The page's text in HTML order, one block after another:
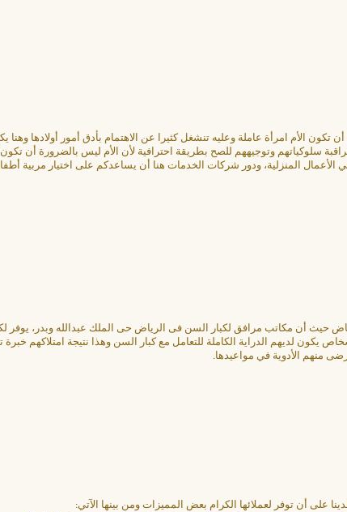
الأم امرأة عاملة وعليه تنشغل كثيرا عن الاهتمام بأدق أمور أولادها
سلوكياتهم وتوجيههم للصح بطريقة احترافية لأن الأم ليس بالضرورة أن
المنزلية، ودور شركات الخدمات هنا أن يساعدكم على اختيار مربية
حيث أن مكاتب مرافق لكبار السن فى الرياض حى الملك عبدالله وبدر،
يكون لديهم الدراية الكاملة للتعامل مع كبار السن وهذا نتيجة امتلاكهم
منهم الأدوية في مواعيدها.
على أن توفر لعملائها الكرام بعض المميزات ومن بينها الآتي: